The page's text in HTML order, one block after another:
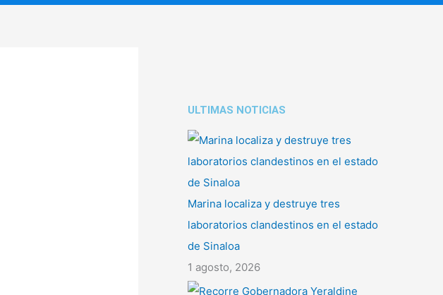
ULTIMAS NOTICIAS
Marina localiza y destruye tres
laboratorios clandestinos en el estado
de Sinaloa
1 agosto, 2026